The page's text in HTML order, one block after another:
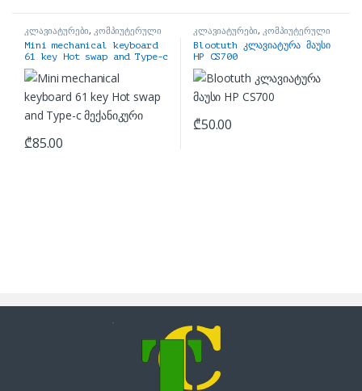
კლავიატურები,კომპიუტერული
აქსესუარები
Mini mechanical keyboard
61 key Hot swap and Type-c
მექანიკური
₾85.00
კლავიატურები,კომპიუტერული
აქსესუარები
Blootuth კლავიატურა მაუსი
HP CS700
₾50.00